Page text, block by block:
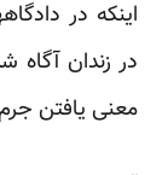
اینکه‌ در
در زندان آگاه
معنی یافتن